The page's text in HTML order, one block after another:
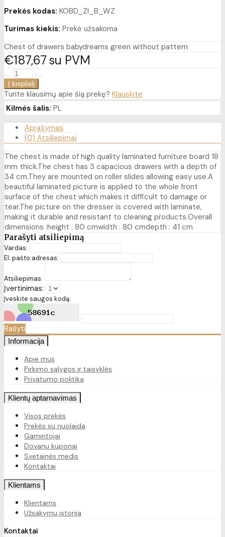
Prekės kodas: KOBD_ZI_B_WZ
Turimas kiekis: Prekė užsakoma
Chest of drawers babydreams green without pattern
€18767su PVM
Turite klausimų apie šią prekę? Klauskite
Kilmės šalis: PL
Aprašymas
(0) Atsiliepimai
The chest is made of high quality laminated furniture board 18
mm thick.The chest has 3 capacious drawers with a depth of
34 cm.They are mounted on roller slides allowing easy use.A
beautiful laminated picture is applied to the whole front
surface of the chest which makes it difficult to damage or
tear.The picture on the dresser is covered with laminate,
making it durable and resistant to cleaning products.Overall
dimensions :height : 80 cmwidth : 80 cmdepth : 41 cm
Parašyti atsiliepimą
Vardas:
El. pašto adresas:
Atsiliepimas:
Įvertinimas:
Įveskite saugos kodą:
Rašyti
Informacija
Apie mus
Pirkimo sąlygos ir taisyklės
Privatumo politika
Klientų aptarnavimas
Visos prekės
Prekės su nuolaida
Gamintojai
Dovanų kuponai
Svetainės medis
Kontaktai
Klientams
Klientams
Užsakymų istorija
Kontaktai